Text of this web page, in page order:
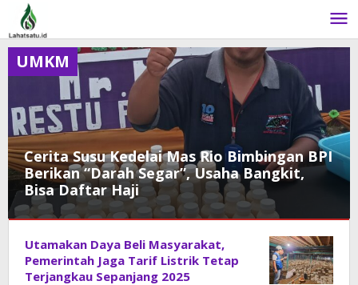
Lewati
konten
Cerita Susu Kedelai Mas Rio Bimbingan BPI
Berikan “Darah Segar”, Usaha Bangkit,
Bisa Daftar Haji
UMKM
UMKM
Utamakan Daya Beli Masyarakat,
Pemerintah Jaga Tarif Listrik Tetap
Terjangkau Sepanjang 2025